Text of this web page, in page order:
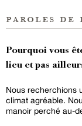
paroles de
Pourquoi vous
lieu et pas
Nous recherchions
climat agréable.
manoir perché au-